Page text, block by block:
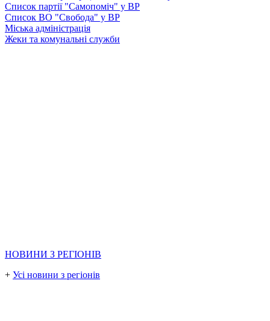
Список партії "Самопоміч" у ВР
Список ВО "Свобода" у ВР
Міська адміністрація
Жеки та комунальні служби
НОВИНИ З РЕГІОНІВ
+ Усі новини з регіонів